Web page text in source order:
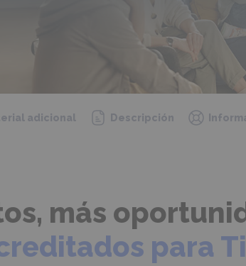
adicional Descripción
más
para Ti